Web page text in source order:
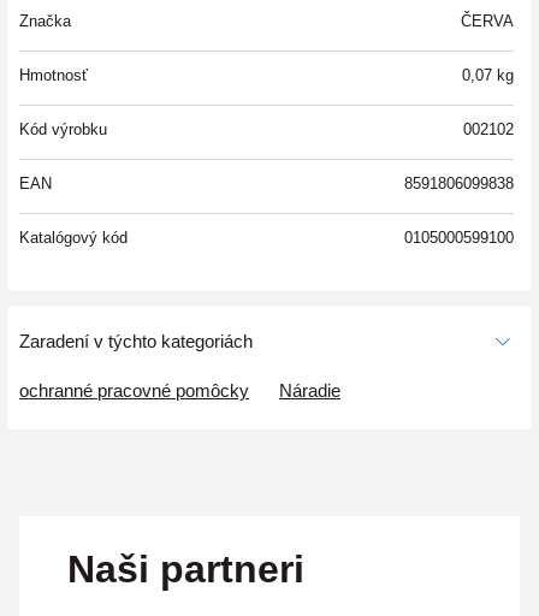
Značka ČERVA
Hmotnosť 0,07 kg
Kód výrobku 002102
EAN 8591806099838
Katalógový kód 0105000599100
Zaradení v týchto kategoriách
ochranné pracovné pomôcky Náradie
Naši partneri